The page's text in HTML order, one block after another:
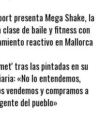
presenta Mega Shake, la
clase de baile y fitness con
reactivo en Mallorca
tras las pintadas en su
«No lo entendemos,
vendemos y compramos a
del pueblo»